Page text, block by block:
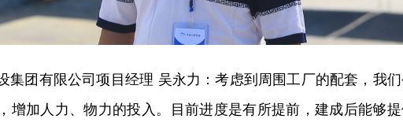
集团有限公司项目经理 吴永力：考虑到周围工厂的配套，我
增加人力、物力的投入。目前进度是有所提前，建成后能够